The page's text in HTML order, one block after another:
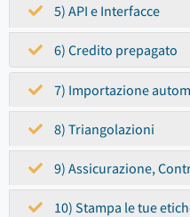
5) API e Interfacce
6) Credito prepagato
7) Importazione
8) Triangolazioni
9) Assicurazione,
10) Stampa le tue